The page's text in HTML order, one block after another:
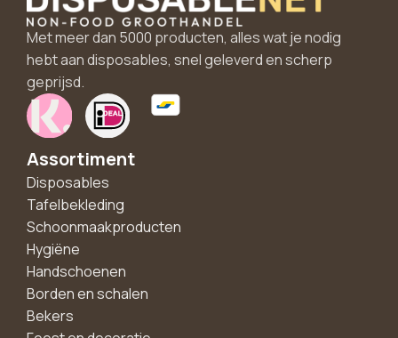
Met meer dan 5000 producten, alles wat je nodig
hebt aan disposables, snel geleverd en scherp
geprijsd.
Assortiment
Disposables
Tafelbekleding
Schoonmaakproducten
Hygiëne
Handschoenen
Borden en schalen
Bekers